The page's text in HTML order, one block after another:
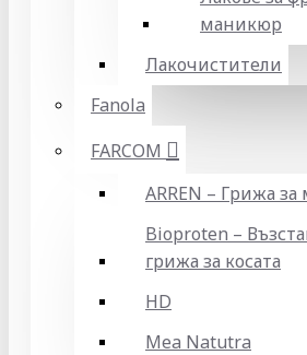
маникюр
Лакочистители
Fanola
FARCOM
ARREN – Грижа
Bioproten –
грижа за косата
HD
Mea Natutra